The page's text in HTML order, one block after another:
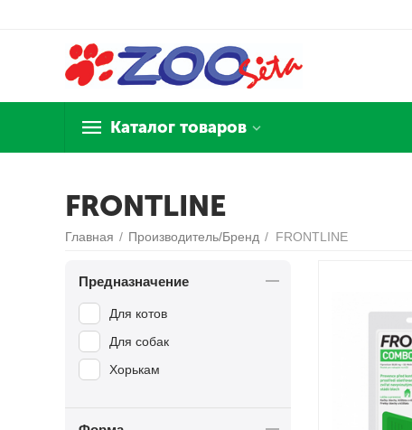
Каталог товаров
FRONTLINE
Главная / Производитель/Бренд / FRONTLINE
Предназначение
Для котов
Для собак
Хорькам